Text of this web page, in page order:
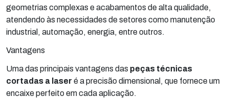
geometrias complexas e acabamentos de alta qualidade,
atendendo às necessidades de setores como manutenção
industrial, automação, energia, entre outros.
Vantagens
Uma das principais vantagens das peças técnicas
cortadas a laser é a precisão dimensional, que fornece um
encaixe perfeito em cada aplicação.